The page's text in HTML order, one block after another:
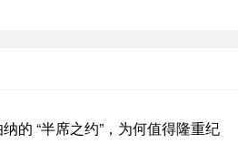
的 “半席之约”，为何值得隆重纪